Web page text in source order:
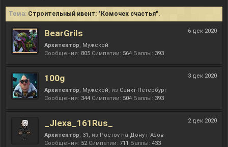
Тема: Строительный ивент: "Комочек счастья".
6 дек 2020
BearGrils
Архитектор, Мужской
Сообщения: 805 Симпатии: 564 Баллы: 393
3 дек 2020
100g
Архитектор, Мужской, из Санкт-Петербург
Сообщения: 344 Симпатии: 504 Баллы: 393
2 дек 2020
_Jlexa_161Rus_
Архитектор, 31, из Рoстov na Дoну г Азов
Сообщения: 52 Симпатии: 711 Баллы: 433